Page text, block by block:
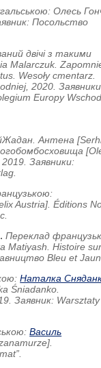
Олесь
Посольство
двічі з такими
Malarczuk.
Wesoły cmentarz.
2020.
Europy
Жадан .Антена
бомбосховища
2019.Заявники:
:
Austria]. Éditions
Переклад
Matiyash.Histoire
Bleu et
Наталка
Śniadanko
Заявник: Warsztaty
Василь
namurze].